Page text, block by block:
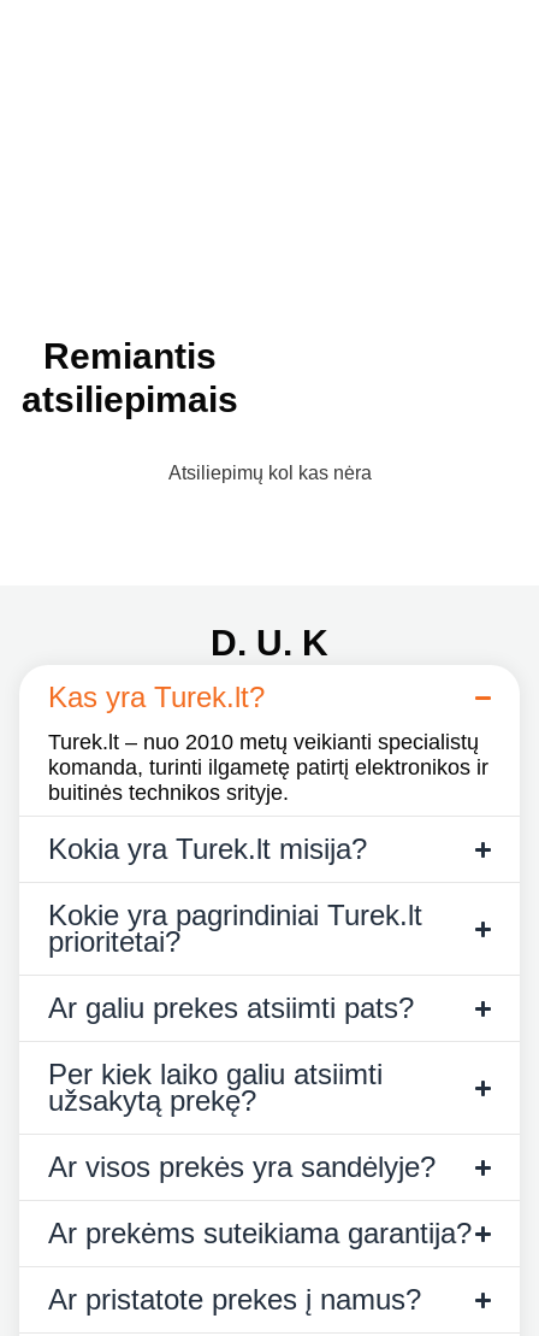
Remiantis
atsiliepimais
Atsiliepimų kol kas nėra
D. U. K
Kas yra Turek.lt?
Turek.lt – nuo 2010 metų veikianti specialistų
komanda, turinti ilgametę patirtį elektronikos ir
buitinės technikos srityje.
Kokia yra Turek.lt misija?
Kokie yra pagrindiniai Turek.lt
prioritetai?
Ar galiu prekes atsiimti pats?
Per kiek laiko galiu atsiimti
užsakytą prekę?
Ar visos prekės yra sandėlyje?
Ar prekėms suteikiama garantija?
Ar pristatote prekes į namus?